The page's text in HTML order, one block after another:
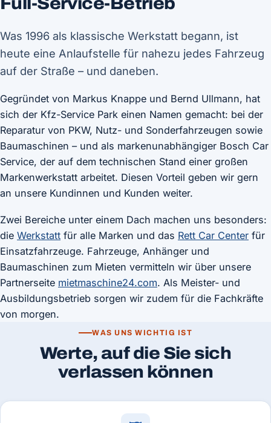
Was 1996 als klassische Werkstatt begann, ist
heute eine Anlaufstelle für nahezu jedes Fahrzeug
auf der Straße – und daneben.
Gegründet von Markus Knappe und Bernd Ullmann, hat
sich der Kfz-Service Park einen Namen gemacht: bei der
Reparatur von PKW, Nutz- und Sonderfahrzeugen sowie
Baumaschinen – und als markenunabhängiger Bosch Car
Service, der auf dem technischen Stand einer großen
Markenwerkstatt arbeitet. Diesen Vorteil geben wir gern
an unsere Kundinnen und Kunden weiter.
Zwei Bereiche unter einem Dach machen uns besonders:
die Werkstatt für alle Marken und das Rett Car Center für
Einsatzfahrzeuge. Fahrzeuge, Anhänger und
Baumaschinen zum Mieten vermitteln wir über unsere
Partnerseite mietmaschine24.com. Als Meister- und
Ausbildungsbetrieb sorgen wir zudem für die Fachkräfte
von morgen.
WAS UNS WICHTIG IST
Werte, auf die Sie sich
verlassen können